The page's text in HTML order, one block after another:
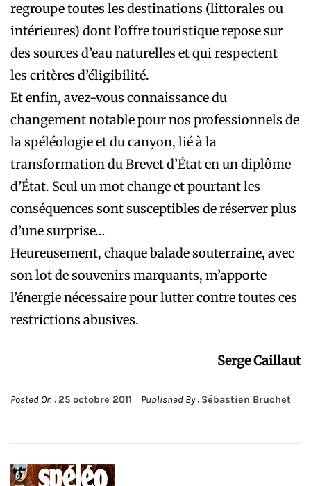
regroupe toutes les destinations (littorales ou
intérieures) dont l’offre touristique repose sur
des sources d’eau naturelles et qui respectent
les ­critères d’éligibilité.
Et enfin, avez-vous connaissance du
changement notable pour nos professionnels de
la spéléologie et du canyon, lié à la
transformation du Brevet d’État en un ­diplôme
d’État. Seul un mot change et pourtant les
conséquences sont susceptibles de réserver plus
d’une surprise…
Heureusement, chaque balade souterraine, avec
son lot de souvenirs marquants, m’apporte
l’énergie nécessaire pour lutter contre toutes ces
restrictions abusives.
Serge Caillaut
Posted On :25 octobre 2011 Published By : Sébastien Bruchet